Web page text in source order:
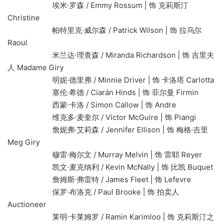
埃米·罗森 / Emmy Rossum | 饰 克莉斯汀
Christine
帕特里克·威尔森 / Patrick Wilson | 饰 拉乌尔
Raoul
米兰达·理查森 / Miranda Richardson | 饰 吉里夫
人 Madame Giry
明妮·德里弗 / Minnie Driver | 饰 卡洛塔 Carlotta
塞伦·希德 / Ciarán Hinds | 饰 菲尔曼 Firmin
西蒙·卡洛 / Simon Callow | 饰 Andre
维克多·麦奎尔 / Victor McGuire | 饰 Piangi
詹妮弗·艾莉森 / Jennifer Ellison | 饰 梅格·吉里
Meg Giry
穆雷·梅尔文 / Murray Melvin | 饰 雷耶 Reyer
凯文·麦克纳利 / Kevin McNally | 饰 比凯 Buquet
詹姆斯·弗雷特 / James Fleet | 饰 Lefevre
保罗·布洛克 / Paul Brooke | 饰 拍卖人
Auctioneer
莱明·卡莱姆罗 / Ramin Karimloo | 饰 克莉斯汀之